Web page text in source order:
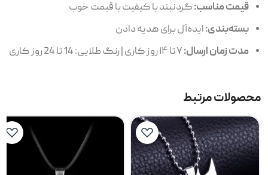
قیمت مناسب:گردنبند با کیفیت با قیمت خوب
بسته‌بندی:ایده‌آل برای هدیه دادن
مدت زمان ارسال:
محصولات مرتبط